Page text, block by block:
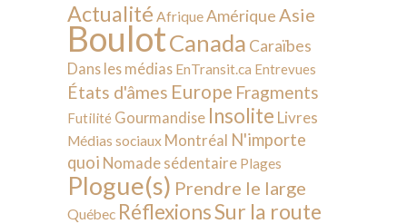
Actualité AfriqueAmériqueAsie
BoulotCanada Caraïbes
Dans les médias EnTransit.ca Entrevues
États d'âmes Europe Fragments
Futilité Gourmandise Insolite Livres
Médias sociaux Montréal N'importe
quoi Nomade sédentaire Plages
Plogue(s) Prendre le large
Québec RéflexionsSur la route